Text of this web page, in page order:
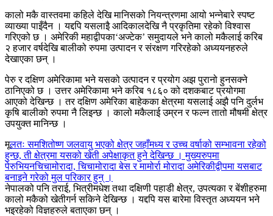
कालो मकै वास्तवमा कहिले देखि मानिसको नियन्त्रणमा आयो भन्नेबारे स्पष्ट
व्याख्या पाइँदैन । यद्दपि यसलाइै आदिकालदेखि नै प्रकृतिमा रहेको विश्वास
गरिएको छ । अमेरिकी महाद्वीपका‘अज्टेक’ समुदायले भने कालो मकैलाई करिब
२ हजार वर्षदेखि बालीको रुपमा उत्पादन र संरक्षण गरिरहेको अध्ययनहरुले
देखाएका छन् ।
पेरु र दक्षिण अमेरिकामा भने यसको उत्पादन र प्रयोग अझ पुरानो हुनसक्ने
ठानिएको छ । उत्तर अमेरिकामा भने करिब १८६० को दशकबाट प्रयोगमा
आएको देखिन्छ । तर दक्षिण अमेरिका बाहेकका क्षेत्रमा यसलाई अझै पनि दुर्लभ
कृषि बालीको रुपमा नै लिइन्छ । कालो मकैलाई उम्रन र फल्न तातो मौषमी क्षेत्र
उपयुक्त मानिन्छ ।
मूलतः समशितोष्ण जलवायु भएको क्षेत्र जहाँमध्य र उच्च वर्षाको सम्भावना रहेको
हुन्छ, ती क्षेत्रमा यसको खेती अपेक्षाकृत हुने देखिन्छ । मुख्यरुपमा
पेरुभियनचिचामोरादा, चिचामोरादा बेस र मामोर्रा मोरादा अमेरिकीद्वीपमा यसबाट
बनाइने गरेको मुल परिकार हुन् ।
नेपालको पनि तराई, भित्रीमधेश तथा दक्षिणी पहाडी क्षेत्र, उपत्यका र बेंशीहरुमा
कालो मकैको खेतीगर्न सकिने देखिन्छ । यद्दपि यस बारेमा विस्तृत अध्ययन भने
भइरहेको विज्ञहरुले बताएका छन् ।